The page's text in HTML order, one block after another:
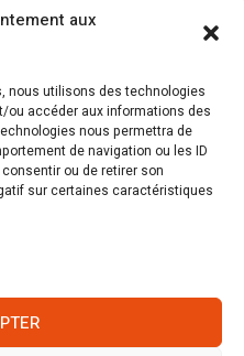
aux
nous utilisons des technologies
accéder aux informations des
nous permettra de
de navigation ou les ID
ou de retirer son
sur certaines caractéristiques
Cornet développait
qui aurait pu se
»